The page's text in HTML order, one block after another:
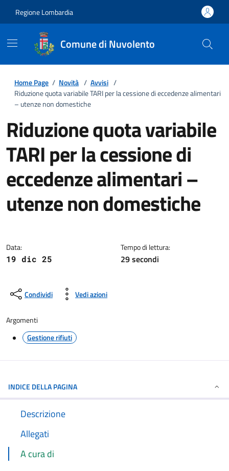
Regione Lombardia
Comune di Nuvolento
Home Page / Novità / Avvisi /
Riduzione quota variabile TARI per la cessione di eccedenze alimentari
– utenze non domestiche
Riduzione quota variabile
TARI per la cessione di
eccedenze alimentari –
utenze non domestiche
Data:
19 dic 25
Tempo di lettura:
29 secondi
Condividi Vedi azioni
Argomenti
Gestione rifiuti
INDICE DELLA PAGINA
Descrizione
Allegati
A cura di